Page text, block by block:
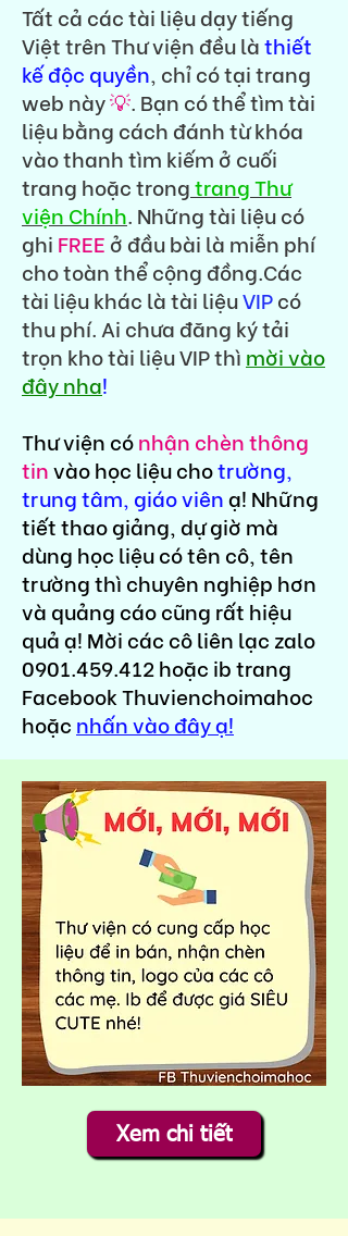
Tất cả các tài liệu dạy tiếng
Việt trên Thư viện đều làthiết
kế độc quyền, chỉ có tại trang
web này💡. Bạn có thể tìm tài
liệu bằng cách đánh từ khóa
vào thanh tìm kiếm ở cuối
trang hoặc trongtrang Thư
viện Chính. Những tài liệu có
ghi FREE ở đầu bài là miễn phí
cho toàn thể cộng đồng.Các
tài liệu khác là tài liệuVIPcó
thu phí. Ai chưa đăng ký tải
trọn kho tài liệu VIP thì mời vào
đây nha!
Thư viện cónhận chèn thông
tinvào học liệu chotrường,
trung tâm, giáo viênạ! Những
tiết thao giảng, dự giờ mà
dùng học liệu có tên cô, tên
trường thì chuyên nghiệp hơn
và quảng cáo cũng rất hiệu
quả ạ! Mời các cô liên lạc zalo
0901.459.412hoặc ib trang
Facebook Thuvienchoimahoc
hoặc nhấn vào đây ạ!
Xem chi tiết